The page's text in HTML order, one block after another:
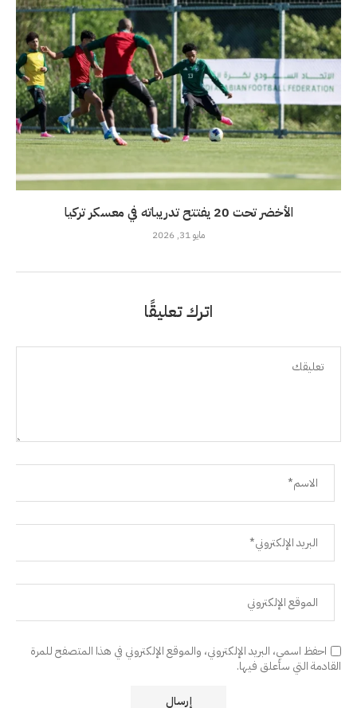
الأخضر تحت 20 يفتتح تدريباته في معسكر تركيا
مايو 31, 2026
اترك تعليقًا
احفظ اسمي، البريد الإلكتروني، والموقع الإلكتروني في هذا المتصفح للمرة
القادمة التي سأعلق فيها.